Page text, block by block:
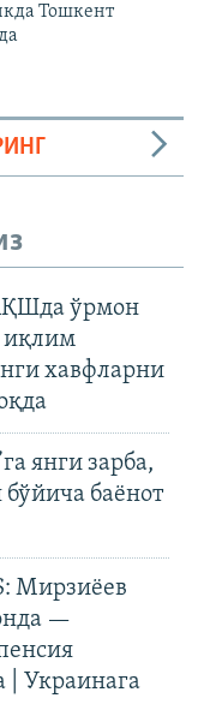
Тошкент
ўрмон
иқлим
хавфларни
янги зарба,
баёнот
Мирзиёев
—
| Украинага